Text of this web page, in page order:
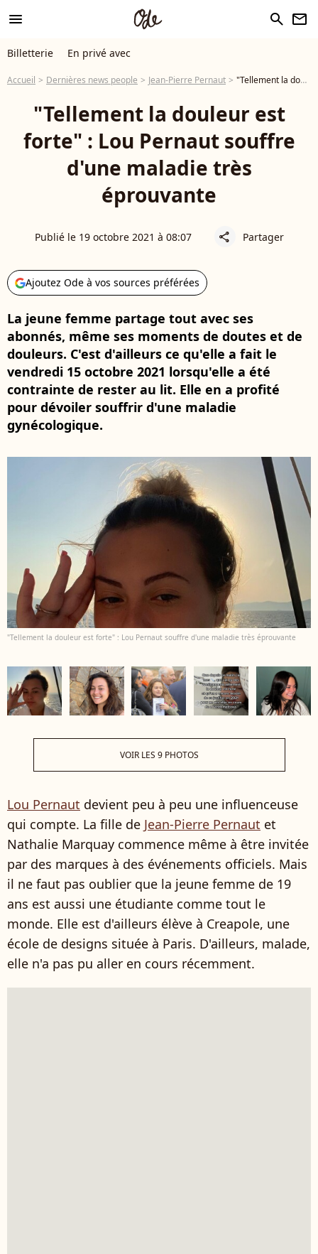
menu search newsletter
Billetterie En privé avec
Accueil Dernières news people Jean-Pierre Pernaut "Tellement la douleur est forte" : Lou Pernaut souffre d'une maladie très éprouvante
"Tellement la douleur est
forte" : Lou Pernaut souffre
d'une maladie très
éprouvante
Publié le 19 octobre 2021 à 08:07 share Partager
Ajoutez Ode à vos sources préférées
La jeune femme partage tout avec ses
abonnés, même ses moments de doutes et de
douleurs. C'est d'ailleurs ce qu'elle a fait le
vendredi 15 octobre 2021 lorsqu'elle a été
contrainte de rester au lit. Elle en a profité
pour dévoiler souffrir d'une maladie
gynécologique.
"Tellement la douleur est forte" : Lou Pernaut souffre d'une maladie très éprouvante
VOIR LES 9 PHOTOS
Lou Pernaut devient peu à peu une influenceuse
qui compte. La fille de Jean-Pierre Pernaut et
Nathalie Marquay commence même à être invitée
par des marques à des événements officiels. Mais
il ne faut pas oublier que la jeune femme de 19
ans est aussi une étudiante comme tout le
monde. Elle est d'ailleurs élève à Creapole, une
école de designs située à Paris. D'ailleurs, malade,
elle n'a pas pu aller en cours récemment.